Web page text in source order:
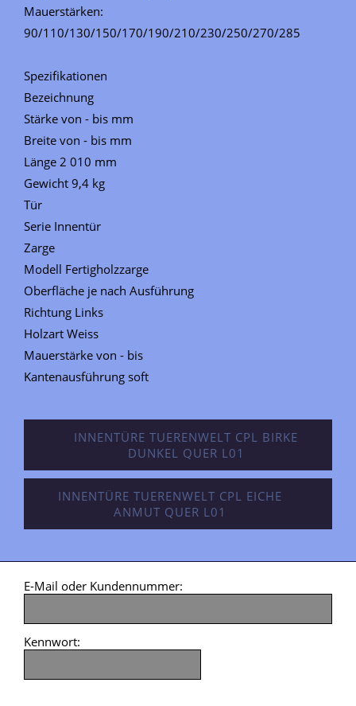
Mauerstärken:
90/110/130/150/170/190/210/230/250/270/285
Spezifikationen
Bezeichnung
Stärke von - bis mm
Breite von - bis mm
Länge 2 010 mm
Gewicht 9,4 kg
Tür
Serie Innentür
Zarge
Modell Fertigholzzarge
Oberfläche je nach Ausführung
Richtung Links
Holzart Weiss
Mauerstärke von - bis
Kantenausführung soft
INNENTÜRE TUERENWELT CPL BIRKE
DUNKEL QUER L01
INNENTÜRE TUERENWELT CPL EICHE
ANMUT QUER L01
E-Mail oder Kundennummer:
Kennwort: